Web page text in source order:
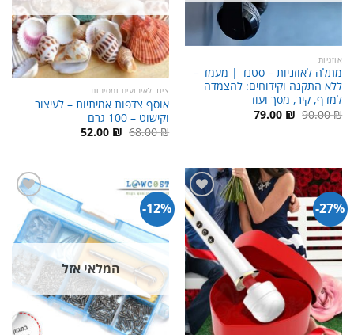
אוזניות
מתלה לאוזניות – סטנד | מעמד –
ללא התקנה וקידוחים: להצמדה
למדף, קיר, מסך ועוד
90.00₪ המחיר
המקורי
79.00 ₪ המחיר
הנוכחי
ציוד לאירועים ומסיבות
אוסף צדפות אמיתיות – לעיצוב
וקישוט – 100 גרם
68.00₪ המחיר52.00 ₪ המחיר
27%-
12%-
המלאי אזל